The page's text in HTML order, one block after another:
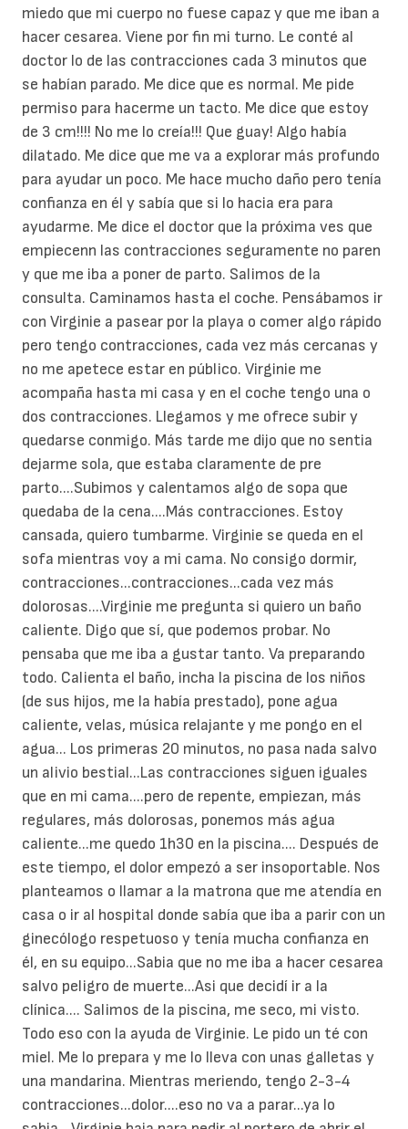
miedo que mi cuerpo no fuese capaz y que me iban a
hacer cesarea. Viene por fin mi turno. Le conté al
doctor lo de las contracciones cada 3 minutos que
se habían parado. Me dice que es normal. Me pide
permiso para hacerme un tacto. Me dice que estoy
de 3 cm!!!! No me lo creía!!! Que guay! Algo había
dilatado. Me dice que me va a explorar más profundo
para ayudar un poco. Me hace mucho daño pero tenía
confianza en él y sabía que si lo hacia era para
ayudarme. Me dice el doctor que la próxima ves que
empiecenn las contracciones seguramente no paren
y que me iba a poner de parto. Salimos de la
consulta. Caminamos hasta el coche. Pensábamos ir
con Virginie a pasear por la playa o comer algo rápido
pero tengo contracciones, cada vez más cercanas y
no me apetece estar en público. Virginie me
acompaña hasta mi casa y en el coche tengo una o
dos contracciones. Llegamos y me ofrece subir y
quedarse conmigo. Más tarde me dijo que no sentia
dejarme sola, que estaba claramente de pre
parto....Subimos y calentamos algo de sopa que
quedaba de la cena....Más contracciones. Estoy
cansada, quiero tumbarme. Virginie se queda en el
sofa mientras voy a mi cama. No consigo dormir,
contracciones...contracciones...cada vez más
dolorosas....Virginie me pregunta si quiero un baño
caliente. Digo que sí, que podemos probar. No
pensaba que me iba a gustar tanto. Va preparando
todo. Calienta el baño, incha la piscina de los niños
(de sus hijos, me la había prestado), pone agua
caliente, velas, música relajante y me pongo en el
agua... Los primeras 20 minutos, no pasa nada salvo
un alivio bestial...Las contracciones siguen iguales
que en mi cama....pero de repente, empiezan, más
regulares, más dolorosas, ponemos más agua
caliente...me quedo 1h30 en la piscina.... Después de
este tiempo, el dolor empezó a ser insoportable. Nos
planteamos o llamar a la matrona que me atendía en
casa o ir al hospital donde sabía que iba a parir con un
ginecólogo respetuoso y tenía mucha confianza en
él, en su equipo...Sabia que no me iba a hacer cesarea
salvo peligro de muerte...Asi que decidí ir a la
clínica.... Salimos de la piscina, me seco, mi visto.
Todo eso con la ayuda de Virginie. Le pido un té con
miel. Me lo prepara y me lo lleva con unas galletas y
una mandarina. Mientras meriendo, tengo 2-3-4
contracciones...dolor....eso no va a parar...ya lo